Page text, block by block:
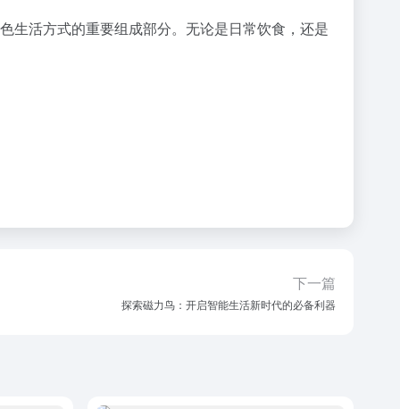
生活方式的重要组成部分。无论是日常饮食，还是
下一篇
探索磁力鸟：开启智能生活新时代的必备利器